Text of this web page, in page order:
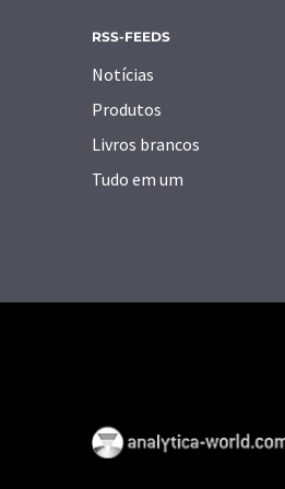
RSS-FEEDS
Notícias
Produtos
Livros brancos
Tudo em um